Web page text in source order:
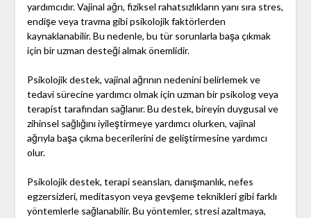
yardımcıdır. Vajinal ağrı, fiziksel rahatsızlıkların yanı sıra stres,
endişe veya travma gibi psikolojik faktörlerden
kaynaklanabilir. Bu nedenle, bu tür sorunlarla başa çıkmak
için bir uzman desteği almak önemlidir.
Psikolojik destek, vajinal ağrının nedenini belirlemek ve
tedavi sürecine yardımcı olmak için uzman bir psikolog veya
terapist tarafından sağlanır. Bu destek, bireyin duygusal ve
zihinsel sağlığını iyileştirmeye yardımcı olurken, vajinal
ağrıyla başa çıkma becerilerini de geliştirmesine yardımcı
olur.
Psikolojik destek, terapi seansları, danışmanlık, nefes
egzersizleri, meditasyon veya gevşeme teknikleri gibi farklı
yöntemlerle sağlanabilir. Bu yöntemler, stresi azaltmaya,